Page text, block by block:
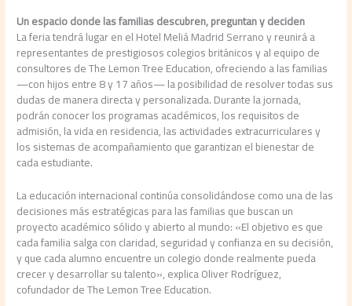
Un espacio donde las familias descubren, preguntan y deciden
La feria tendrá lugar en el Hotel Meliá Madrid Serrano y reunirá a
representantes de prestigiosos colegios británicos y al equipo de
consultores de The Lemon Tree Education, ofreciendo a las familias
—con hijos entre 8 y 17 años— la posibilidad de resolver todas sus
dudas de manera directa y personalizada. Durante la jornada,
podrán conocer los programas académicos, los requisitos de
admisión, la vida en residencia, las actividades extracurriculares y
los sistemas de acompañamiento que garantizan el bienestar de
cada estudiante.
La educación internacional continúa consolidándose como una de las
decisiones más estratégicas para las familias que buscan un
proyecto académico sólido y abierto al mundo: «El objetivo es que
cada familia salga con claridad, seguridad y confianza en su decisión,
y que cada alumno encuentre un colegio donde realmente pueda
crecer y desarrollar su talento», explica Oliver Rodríguez,
cofundador de The Lemon Tree Education.